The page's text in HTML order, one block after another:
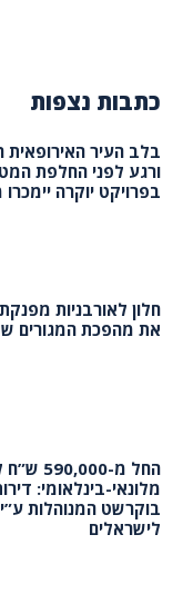
כתבות נצפות
בלב העיר האירופאית
ורגע לפני החלפת
בפרויקט יוקרה יימכרו מ-
את מהפכת המגורים
החל מ-
מלונאי-בינלאומי:
בוקרשט המנוהלות ע”י
לישראלים